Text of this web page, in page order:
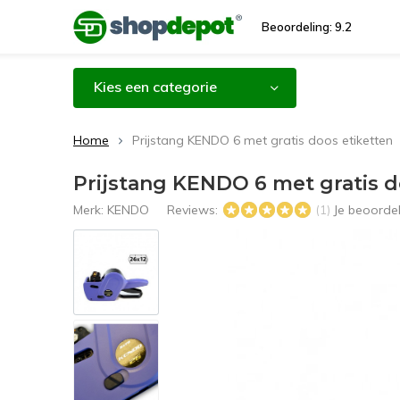
Beoordeling: 9.2
Kies een categorie
Home Prijstang KENDO 6 met gratis doos etiketten
Prijstang KENDO 6 met gratis
Merk: KENDO Reviews: (1) Je